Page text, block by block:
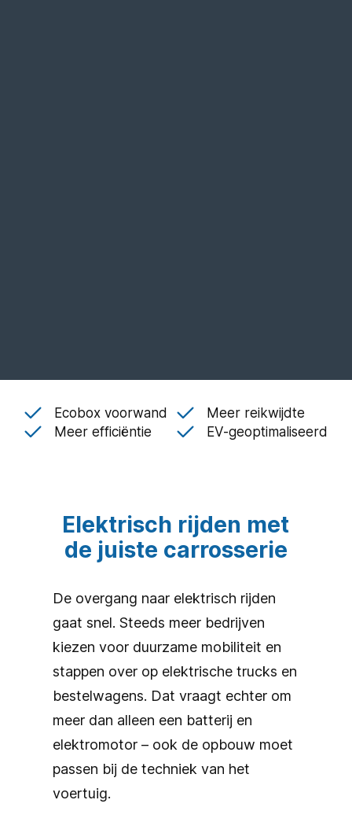
Ecobox voorwand
Meer reikwijdte
Meer efficiëntie
EV-geoptimaliseerd
Elektrisch rijden met
de juiste carrosserie
De overgang naar elektrisch rijden
gaat snel. Steeds meer bedrijven
kiezen voor duurzame mobiliteit en
stappen over op elektrische trucks en
bestelwagens. Dat vraagt echter om
meer dan alleen een batterij en
elektromotor – ook de opbouw moet
passen bij de techniek van het
voertuig.